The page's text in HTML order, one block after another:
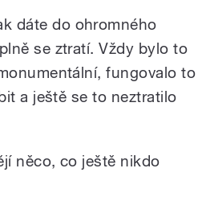
dáte do ohromného
se ztratí. Vždy bylo to
fungovalo to
a ještě se to neztratilo
něco, co ještě nikdo